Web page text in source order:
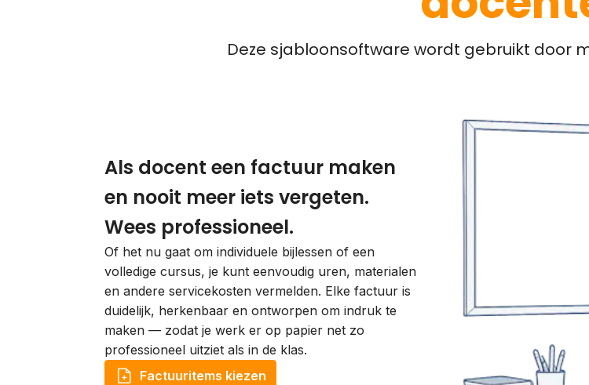
Deze sjabloonsoftware wordt gebruikt door
Als docent een factuur maken
en nooit meer iets vergeten.
Wees professioneel.
Of het nu gaat om individuele bijlessen of een
volledige cursus, je kunt eenvoudig uren, materialen
en andere servicekosten vermelden. Elke factuur is
duidelijk, herkenbaar en ontworpen om indruk te
maken — zodat je werk er op papier net zo
professioneel uitziet als in de klas.
Factuuritems kiezen